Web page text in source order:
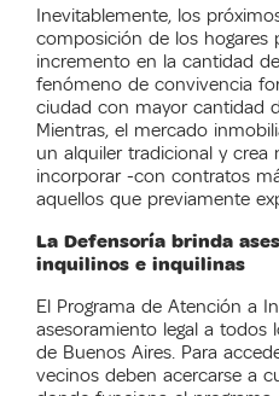
Inevitablemente, los
composición de los
incremento en la cantidad
fenómeno de convivencia
ciudad con mayor cantidad
Mientras, el mercado
un alquiler tradicional y crea
incorporar -con contratos
aquellos que previamente
La Defensoría brinda
inquilinos e inquilinas
El Programa de Atención a
asesoramiento legal a todos
de Buenos Aires. Para
vecinos deben acercarse a